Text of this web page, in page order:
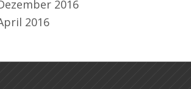
2016
2016